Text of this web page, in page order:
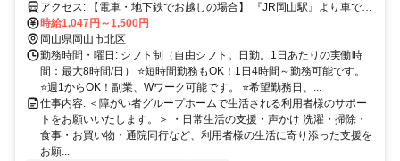
アクセス: 【電車・地下鉄でお越しの場合】 『JR岡山駅』より車で20
分。JR津山線『玉柏駅』より徒歩27分 【バスでお越しの場合】 宇野
バス『牟佐上』より徒歩4分 【車でお越しの場合】 『赤磐市役所』よ
り車で10分 『岡山市役所』より車で20分 山陽自動車道『岡山IC』
より車で27分
時給1,047円～1,500円
岡山県岡山市北区
勤務時間・曜日: シフト制（自由シフト。日勤。1日あたりの実働時
間：最大8時間/日） ⭐️短時間勤務もOK！1日4時間～勤務可能です。
⭐️週1からOK！副業、Wワーク可能です。 ⭐️希望勤務日、...
仕事内容: ＜障がい者グループホームで生活される利用者様のサポー
トをお願いいたします。＞ ・日常生活の支援・声かけ 洗濯・掃除・
食事・お買い物・通院同行など、利用者様の生活に寄り添った支援を
お願...